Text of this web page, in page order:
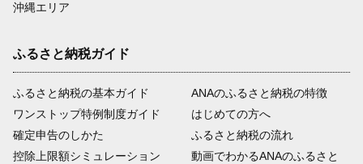
沖縄エリア
ふるさと納税ガイド
ふるさと納税の基本ガイド
ワンストップ特例制度ガイド
確定申告のしかた
控除上限額シミュレーション
ANAのふるさと納税の特徴
はじめての方へ
ふるさと納税の流れ
動画でわかるANAのふるさと